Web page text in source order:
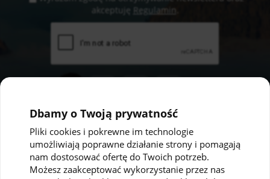
akceptuję Regulamin
Pomoc Moje konto
Dbamy o Twoją prywatność
Pliki cookies i pokrewne im technologie
umożliwiają poprawne działanie strony i pomagają
nam dostosować ofertę do Twoich potrzeb.
Możesz zaakceptować wykorzystanie przez nas